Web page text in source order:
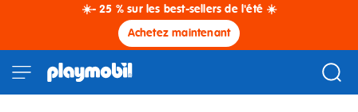
☀️- 25 % sur les best-sellers de l'été ☀️
Achetez maintenant